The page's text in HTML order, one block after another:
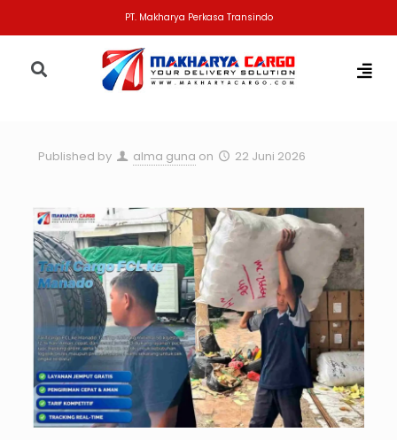
PT. Makharya Perkasa Transindo
Published by alma guna on 22 Juni 2026